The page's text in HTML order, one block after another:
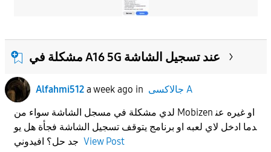
مشكلة في A16 5G عند تسجيل الشاشة
Alfahmi512 a week ago in
جالاكسى A
لدي مشكلة في مسجل الشاشة سواء من Mobizen او غيره عن
دما ادخل لاي لعبه او برنامج يتوقف تسجيل الشاشة فجأة هل يو
View Post